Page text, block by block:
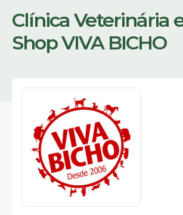
Clínica Veterinária
Shop VIVA BICHO